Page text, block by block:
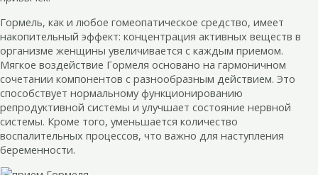
Гормель, как и любое гомеопатическое средство, имеет
накопительный эффект: концентрация активных веществ в
организме женщины увеличивается с каждым приемом.
Мягкое воздействие Гормеля основано на гармоничном
сочетании компонентов с разнообразным действием. Это
способствует нормальному функционированию
репродуктивной системы и улучшает состояние нервной
системы. Кроме того, уменьшается количество
воспалительных процессов, что важно для наступления
беременности.